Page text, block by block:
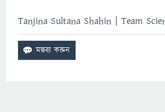
Tanjina Sultana Shahin | Team